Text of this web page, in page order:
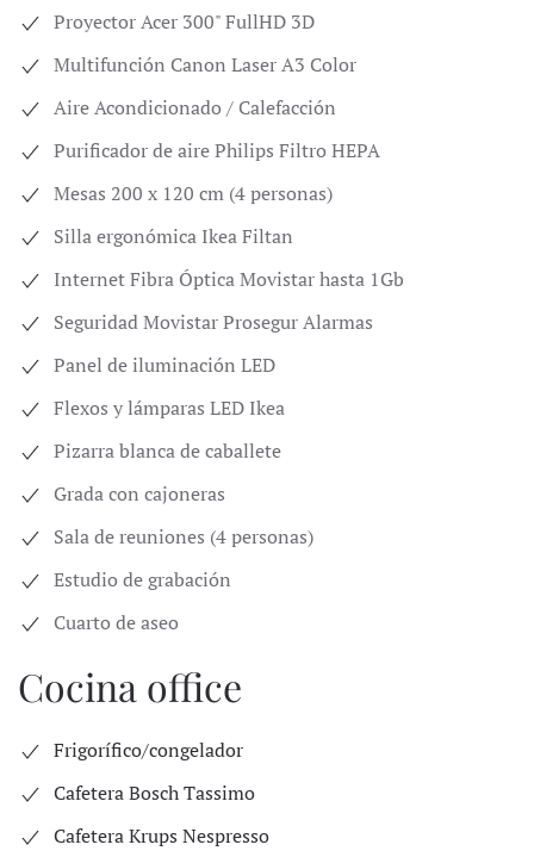
Proyector Acer 300" FullHD 3D
Multifunción Canon Laser A3 Color
Aire Acondicionado / Calefacción
Purificador de aire Philips Filtro HEPA
Mesas 200 x 120 cm (4 personas)
Silla ergonómica Ikea Filtan
Internet Fibra Óptica Movistar hasta 1Gb
Seguridad Movistar Prosegur Alarmas
Panel de iluminación LED
Flexos y lámparas LED Ikea
Pizarra blanca de caballete
Grada con cajoneras
Sala de reuniones (4 personas)
Estudio de grabación
Cuarto de aseo
Cocina office
Frigorífico/congelador
Cafetera Bosch Tassimo
Cafetera Krups Nespresso